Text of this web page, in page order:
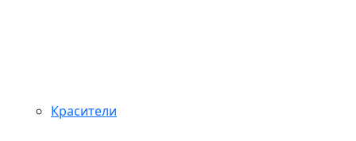
Красители